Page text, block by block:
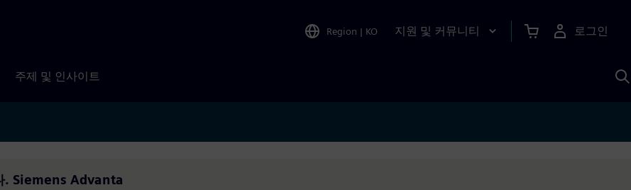
Region | KO 지원 및 커뮤니티 로그인
주제 및 인사이트
Siemens Advanta